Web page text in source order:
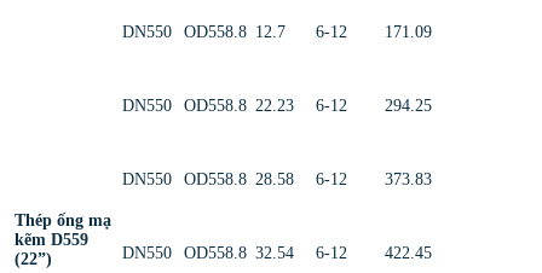
Thép ống mạ
kẽm D559
(22”)
DN550 OD558.8 12.7 6-12 171.09
DN550 OD558.8 22.23 6-12 294.25
DN550 OD558.8 28.58 6-12 373.83
DN550 OD558.8 32.54 6-12 422.45